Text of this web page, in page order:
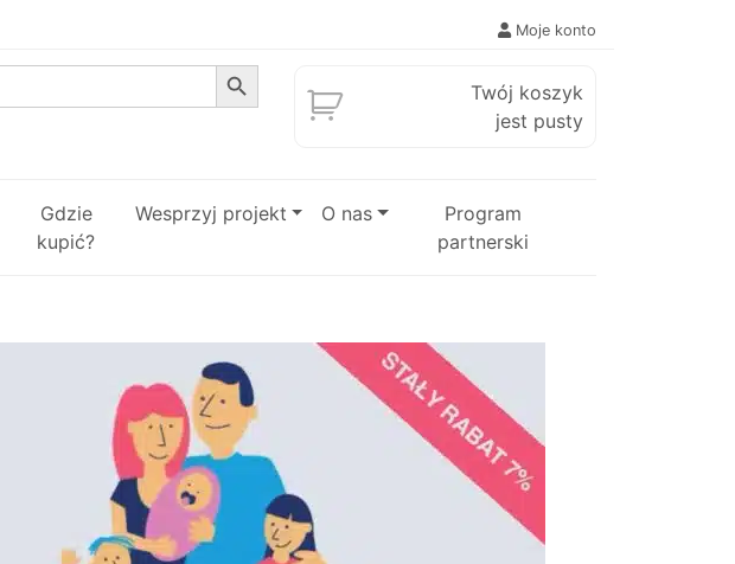
Moje konto
Search Button
Twój koszyk
jest pusty
Gdzie
kupić?
Wesprzyj projekt O nas
Program
partnerski